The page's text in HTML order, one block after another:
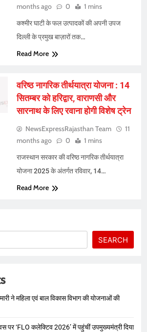
months ago
0 1 mins
कश्मीर घाटी के फल उत्पादकों की अपनी उपज
दिल्ली के प्रमुख बाज़ारों तक…
Read More
वरिष्ठ नागरिक तीर्थयात्रा योजना : 14
सितम्बर को हरिद्वार, वाराणसी और
सारनाथ के लिए रवाना होगी विशेष ट्रेन
NewsExpressRajasthan Team
11
months ago
0 1 mins
राजस्थान सरकार की वरिष्ठ नागरिक तीर्थयात्रा
योजना 2025 के अंतर्गत रविवार, 14…
Read More
SEARCH
ने महिला एवं बाल विकास विभाग की योजनाओं की
पर ‘FLO कलेक्टिव 2026’ में पहुंचीं उपमुख्यमंत्री दिया